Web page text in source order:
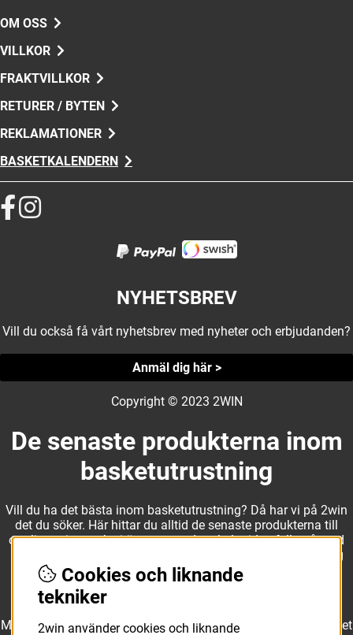
OM OSS
VILLKOR
FRAKTVILLKOR
RETURER / BYTEN
REKLAMATIONER
BASKETKALENDERN
NYHETSBREV
Vill du också få vårt nyhetsbrev med nyheter och erbjudanden?
Anmäl dig här >
Copyright © 2023 2WIN
De senaste produkterna inom
basketutrustning
Vill du ha det bästa inom basketutrustning? Då har vi på 2win
det du söker. Här hittar du alltid de senaste produkterna till
otroliga priser, och vi är noga med att hela tiden fylla på med
nyheter i webbshopen. Det gör oss till ett naturligt val för dig
som vill ha utrustning som överträffar alla andra märken.
Med ett av Sveriges största kläd- och skosortiment inom basket
Cookies och liknande
tekniker
2win använder cookies och liknande